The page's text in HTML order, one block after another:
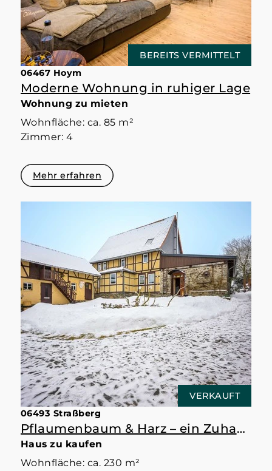
BEREITS VERMITTELT
06467 Hoym
Moderne Wohnung in ruhiger Lage
Wohnung zu mieten
Wohnfläche: ca. 85 m²
Zimmer: 4
Mehr erfahren
VERKAUFT
06493 Straßberg
Pflaumenbaum & Harz – ein Zuhause mit Raum
Haus zu kaufen
Wohnfläche: ca. 230 m²